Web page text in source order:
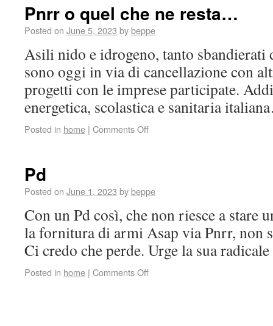
Pnrr o quel che ne resta…
Posted on June 5, 2023 bybeppe
Asili nido e idrogeno, tanto sbandierati
sono oggi in via di cancellazione con
progetti con le imprese participate.
energetica, scolastica e sanitaria
Posted in home | Comments Off
Pd
Posted on June 1, 2023 bybeppe
Con un Pd così, che non riesce a stare
la fornitura di armi Asap via Pnrr, non
Ci credo che perde. Urge la sua
Posted in home | Comments Off